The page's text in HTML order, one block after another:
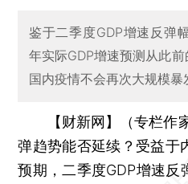
鉴于二季度GDP增速反弹
年实际GDP增速预测从此
国内疫情不会再次大规模暴
【财新网】（专栏作
弹趋势能否延续？受益于
预期，二季度GDP增速反